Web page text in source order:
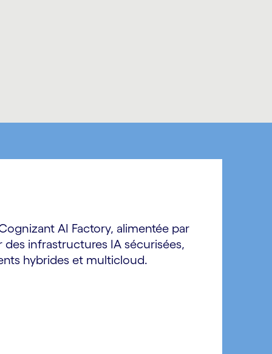
AI Factory, alimentée par
infrastructures IA sécurisées,
hybrides et multicloud.